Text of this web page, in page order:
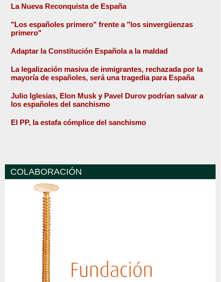
La Nueva Reconquista de España
"Los españoles primero" frente a "los sinvergüenzas
primero"
Adaptar la Constitución Española a la maldad
La legalización masiva de inmigrantes, rechazada por la
mayoría de españoles, será una tragedia para España
Julio Iglesias, Elon Musk y Pavel Durov podrían salvar a
los españoles del sanchismo
El PP, la estafa cómplice del sanchismo
COLABORACIÓN